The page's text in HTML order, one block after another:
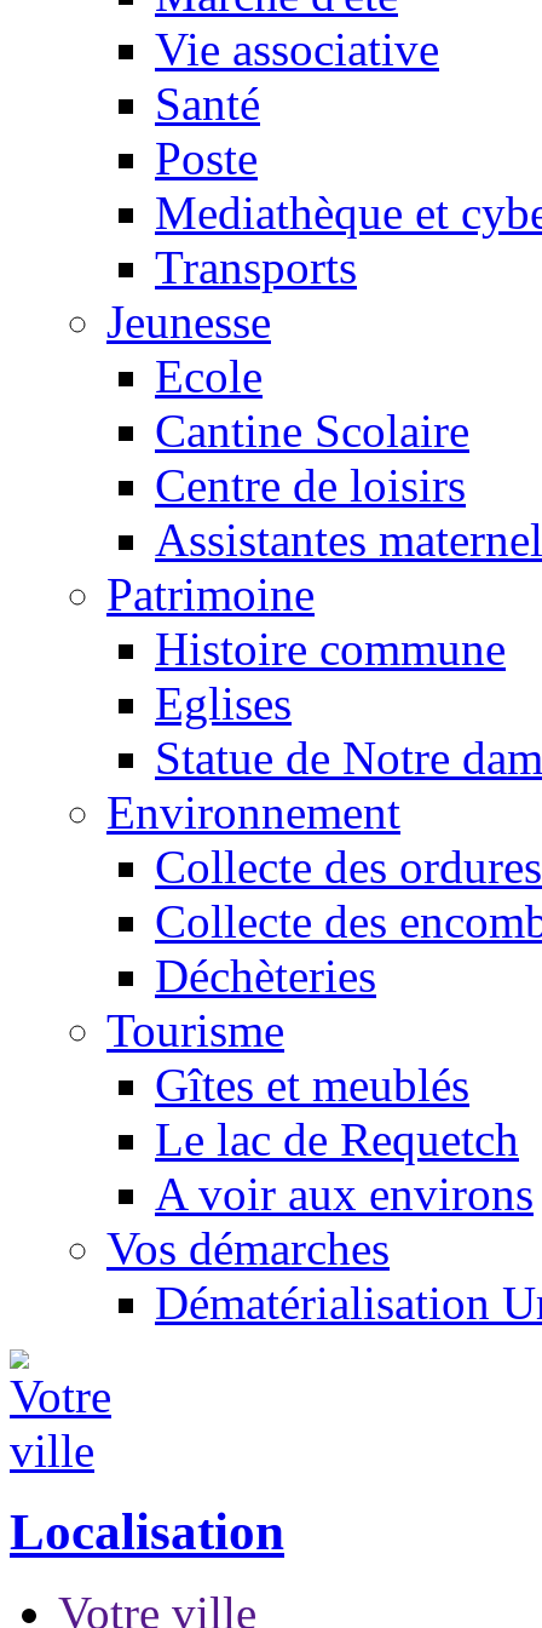
Vie associative
Santé
Poste
Mediathèque et
Transports
Jeunesse
Ecole
Cantine Scolaire
Centre de loisirs
Assistantes
Patrimoine
Histoire commune
Eglises
Statue de Notre
Environnement
Collecte des ordures
Collecte des
Déchèteries
Tourisme
Gîtes et meublés
Le lac de Requetch
A voir aux environs
Vos démarches
Dématérialisation
Localisation
Votre ville